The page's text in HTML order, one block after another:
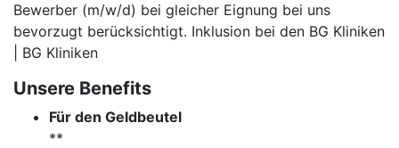
Bewerber (m/w/d) bei gleicher Eignung bei uns
bevorzugt berücksichtigt. Inklusion bei den BG Kliniken
| BG Kliniken
Unsere Benefits
Für den Geldbeutel
**